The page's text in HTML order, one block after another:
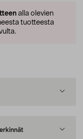
alla olevien
tuotteesta